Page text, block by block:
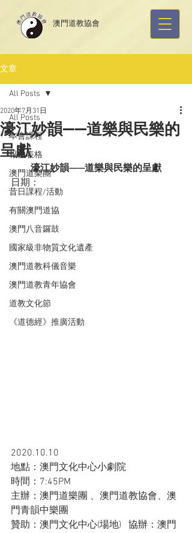
​澳門道教協會
文章
All Posts
本會課程
報名表格
澳門道樂團
昔日課程/活動
有關澳門道協
澳門八音鑼鼓
國家級非物質文化遺產
澳門道教科儀音樂
澳門道教青年協會
道教文化節
《道德經》推廣活動
All Posts
濠江妙韻——道樂與民樂的
呈獻
2020年7月31日
濠江妙韻——道樂與民樂的呈獻
日期：
2020.10.10
地點：澳門文化中心小劇院
時間：7:45PM
主辦：澳門道樂團 、澳門道教協會、澳
門青韻中樂團
贊助：澳門文化中心(場地)   協辦：澳門